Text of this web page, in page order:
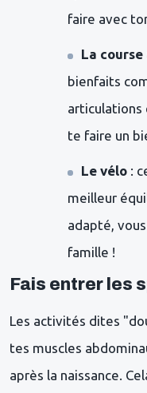
faire avec
La course
bienfaits
articulations
te faire un
Le vélo :
meilleur
adapté,
famille !
Fais entrer les
Les activités dites
tes muscles
après la naissance.